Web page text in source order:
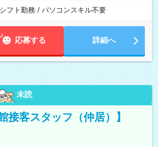
シフト勤務 / パソコンスキル不要
応募する 詳細へ
未読
客スタッフ（仲居）】